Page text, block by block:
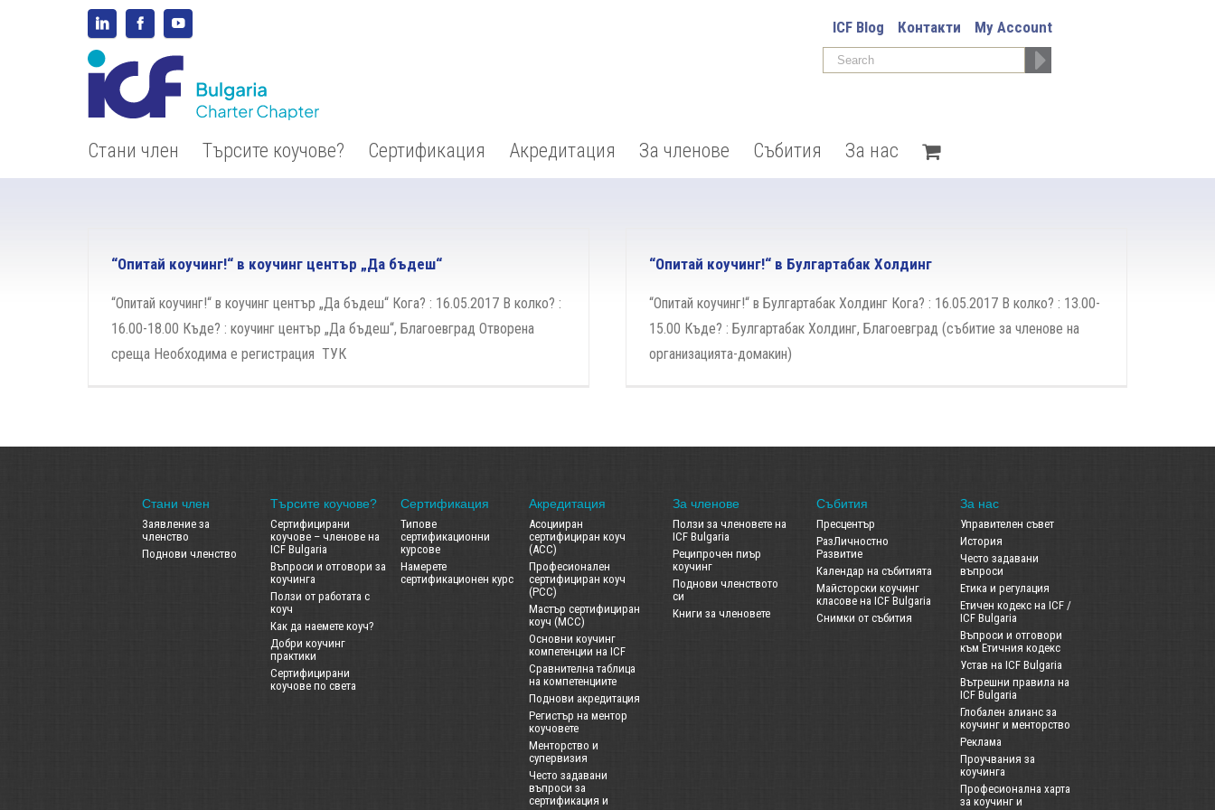
ICF Blog Контакти My Account
Стани член Търсите коучове? Сертификация Акредитация За членове Събития За нас
“Опитай коучинг!“ в коучинг център „Да бъдеш“
“Опитай коучинг!“ в коучинг център „Да бъдеш“ Кога? : 16.05.2017 В колко? :
16.00-18.00 Къде? : коучинг център „Да бъдеш“, Благоевград Отворена
среща Необходима е регистрация ТУК
“Опитай коучинг!“ в Булгартабак Холдинг
“Опитай коучинг!“ в Булгартабак Холдинг Кога? : 16.05.2017 В колко? : 13.00-
15.00 Къде? : Булгартабак Холдинг, Благоевград (събитие за членове на
организацията-домакин)
Стани член
Заявление за
членство
Поднови членство
Търсите коучове?
Сертифицирани
коучове – членове на
ICF Bulgaria
Въпроси и отговори за
коучинга
Ползи от работата с
коуч
Как да наемете коуч?
Добри коучинг
практики
Сертифицирани
коучове по света
Сертификация
Типове
сертификационни
курсове
Намерете
сертификационен курс
Акредитация
Асоцииран
сертифициран коуч
(ACC)
Професионален
сертифициран коуч
(PCC)
Мастър сертифициран
коуч (MCC)
Основни коучинг
компетенции на ICF
Сравнителна таблица
на компетенциите
Поднови акредитация
Регистър на ментор
коучовете
Менторство и
супервизия
Често задавани
въпроси за
сертификация и
За членове
Ползи за членовете на
ICF Bulgaria
Реципрочен пиър
коучинг
Поднови членството
си
Книги за членовете
Събития
Пресцентър
РазЛичностно
Развитие
Календар на събитията
Майсторски коучинг
класове на ICF Bulgaria
Снимки от събития
За нас
Управителен съвет
История
Често задавани
въпроси
Етика и регулация
Етичен кодекс на ICF /
ICF Bulgaria
Въпроси и отговори
към Етичния кодекс
Устав на ICF Bulgaria
Вътрешни правила на
ICF Bulgaria
Глобален алианс за
коучинг и менторство
Реклама
Проучвания за
коучинга
Професионална харта
за коучинг и